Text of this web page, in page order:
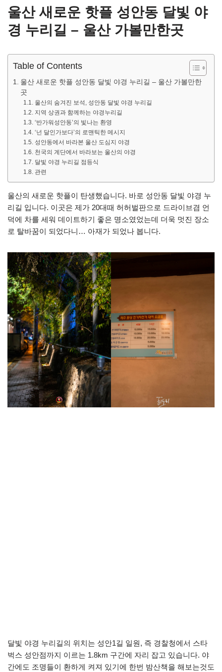
울산 새로운 핫플 성안동 달빛 야
경 누리길 – 울산 가볼만한곳
Table of Contents
울산 새로운 핫플 성안동 달빛 야경 누리길 – 울산 가볼만한
곳
울산의 숨겨진 보석, 성안동 달빛 야경 누리길
지역 상권과 함께하는 야경누리길
‘반가워성안동’의 빛나는 환영
‘넌 달인가보다’의 로맨틱한 메시지
성안동에서 바라본 울산 도심지 야경
천국의 계단에서 바라보는 울산의 야경
달빛 야경 누리길 점등식
관련
울산의 새로운 핫플이 탄생했습니다. 바로 성안동 달빛 야경 누
리길 입니다. 이곳은 제가 20대때 허허벌판으로 드라이브겸 언
덕에 차를 세워 데이트하기 좋은 명소였었는데 더욱 멋진 장소
로 탈바꿈이 되었다니… 아재가 되었나 봅니다.
달빛 야경 누리길의 위치는 성안1길 일원, 즉 경찰청에서 스타
벅스 성안점까지 이르는 1.8km 구간에 자리 잡고 있습니다. 야
간에도 조명들이 환하게 켜져 있기에 한번 밤산책을 해보는것도